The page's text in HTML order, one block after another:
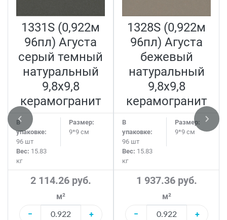
1331S (0,922м
96пл) Агуста
серый темный
натуральный
9,8х9,8
керамогранит
В
упаковке:
96 шт
Размер:
9*9 см
Вес: 15.83
кг
2 114.26 руб.
м²
−
+
1328S (0,922м
96пл) Агуста
бежевый
натуральный
9,8х9,8
керамогранит
В
упаковке:
96 шт
Размер:
9*9 см
Вес: 15.83
кг
1 937.36 руб.
м²
−
+